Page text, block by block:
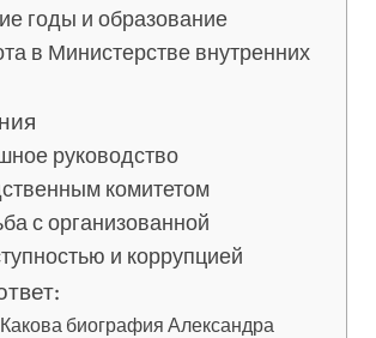
годы и образование
в Министерстве внутренних
руководство
комитетом
с организованной
и коррупцией
Какова биография Александра